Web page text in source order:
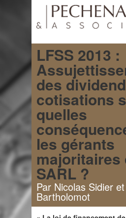
LFSS 2013 :
des
cotisations
quelles
les gérants
majoritaires
SARL ?
Par Nicolas Sidier
Bartholomot